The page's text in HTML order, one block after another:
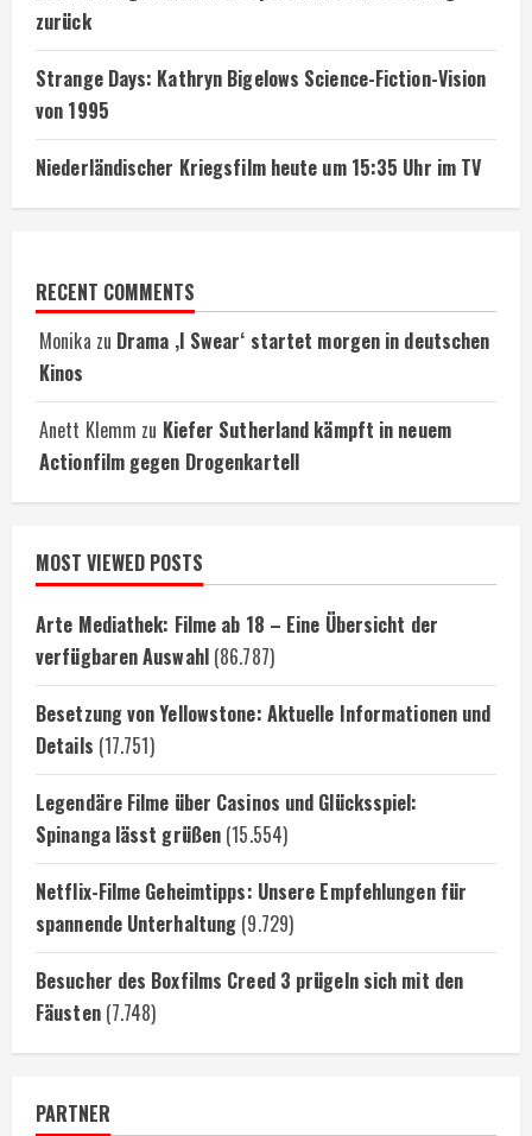
zurück
Strange Days: Kathryn Bigelows Science-Fiction-Vision
von 1995
Niederländischer Kriegsfilm heute um 15:35 Uhr im TV
RECENT COMMENTS
Monika zu Drama ‚I Swear‘ startet morgen in deutschen
Kinos
Anett Klemm zu Kiefer Sutherland kämpft in neuem
Actionfilm gegen Drogenkartell
MOST VIEWED POSTS
Arte Mediathek: Filme ab 18 – Eine Übersicht der
verfügbaren Auswahl (86.787)
Besetzung von Yellowstone: Aktuelle Informationen und
Details (17.751)
Legendäre Filme über Casinos und Glücksspiel:
Spinanga lässt grüßen (15.554)
Netflix-Filme Geheimtipps: Unsere Empfehlungen für
spannende Unterhaltung (9.729)
Besucher des Boxfilms Creed 3 prügeln sich mit den
Fäusten (7.748)
PARTNER